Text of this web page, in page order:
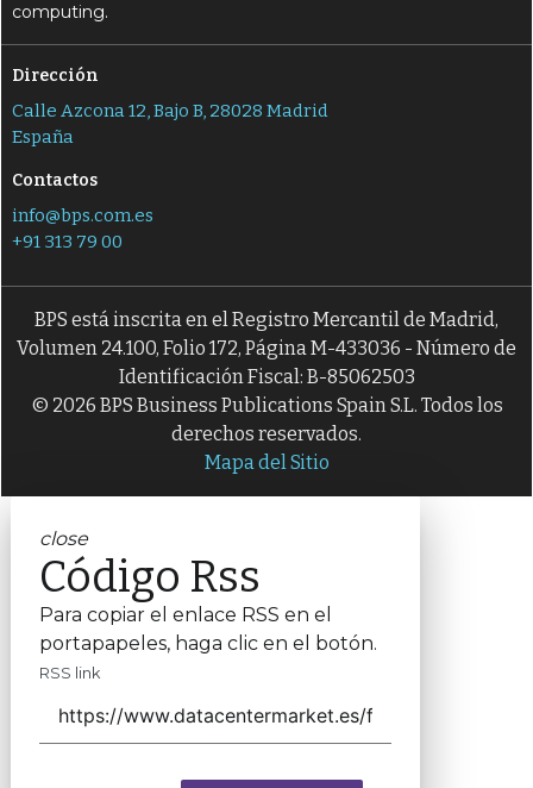
computing.
Dirección
Calle Azcona 12, Bajo B, 28028 Madrid
España
Contactos
info@bps.com.es
+91 313 79 00
BPS está inscrita en el Registro Mercantil de Madrid,
Volumen 24.100, Folio 172, Página M-433036 - Número de
Identificación Fiscal: B-85062503
© 2026 BPS Business Publications Spain S.L. Todos los
derechos reservados.
Mapa del Sitio
close
Código Rss
Para copiar el enlace RSS en el
portapapeles, haga clic en el botón.
RSS link